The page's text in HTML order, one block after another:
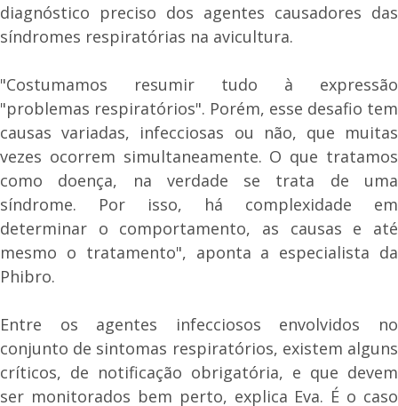
diagnóstico preciso dos agentes causadores das
síndromes respiratórias na avicultura.
"Costumamos resumir tudo à expressão
"problemas respiratórios". Porém, esse desafio tem
causas variadas, infecciosas ou não, que muitas
vezes ocorrem simultaneamente. O que tratamos
como doença, na verdade se trata de uma
síndrome. Por isso, há complexidade em
determinar o comportamento, as causas e até
mesmo o tratamento", aponta a especialista da
Phibro.
Entre os agentes infecciosos envolvidos no
conjunto de sintomas respiratórios, existem alguns
críticos, de notificação obrigatória, e que devem
ser monitorados bem perto, explica Eva. É o caso